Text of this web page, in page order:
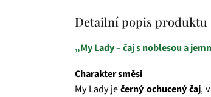
Detailní popis produktu
„My Lady – čaj s noblesou a
Charakter směsi
My Lady ječerný ochucený čaj,